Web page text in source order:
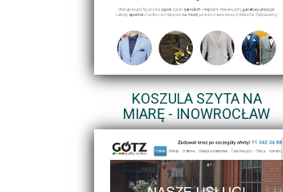
KOSZULA SZYTA NA
MIARĘ - INOWROCŁAW